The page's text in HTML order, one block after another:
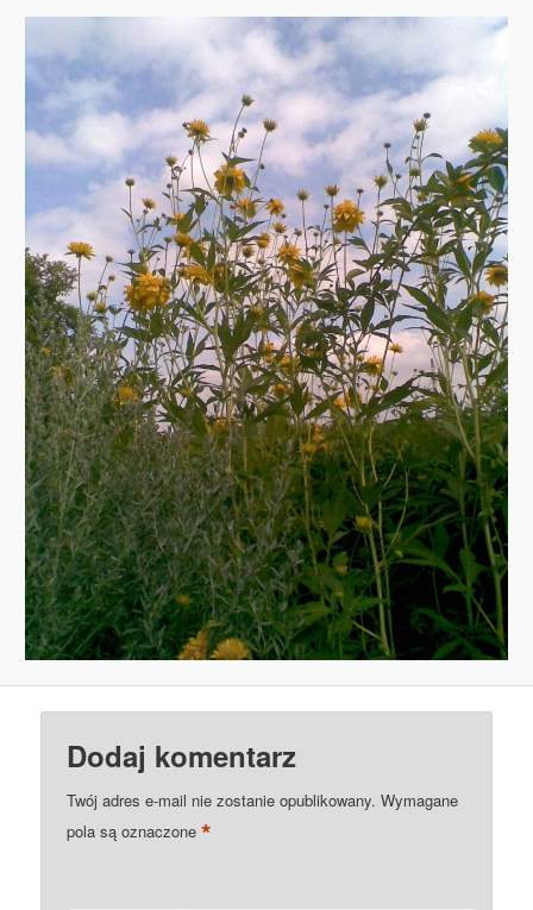
Dodaj komentarz
Twój adres e-mail nie zostanie opublikowany. Wymagane
pola są oznaczone*